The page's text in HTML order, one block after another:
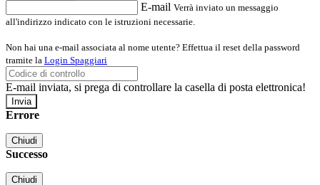
E-mail Verrà inviato un messaggio
all'indirizzo indicato con le istruzioni necessarie.
Non hai una e-mail associata al nome utente? Effettua il reset della password
tramite la Login Spaggiari
E-mail inviata, si prega di controllare la casella di posta elettronica!
Errore
Chiudi
Successo
Chiudi